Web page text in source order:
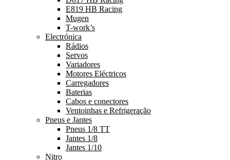
E819 HB Racing
Mugen
T-work’s
Electrónica
Rádios
Servos
Variadores
Motores Eléctricos
Carregadores
Baterias
Cabos e conectores
Ventoinhas e Refrigeração
Pneus e Jantes
Pneus 1/8 TT
Jantes 1/8
Jantes 1/10
Nitro